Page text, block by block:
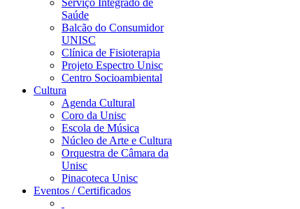
Serviço Integrado de
Saúde
Balcão do Consumidor
UNISC
Clínica de Fisioterapia
Projeto Espectro Unisc
Centro Socioambiental
Cultura
Agenda Cultural
Coro da Unisc
Escola de Música
Núcleo de Arte e Cultura
Orquestra de Câmara da
Unisc
Pinacoteca Unisc
Eventos / Certificados